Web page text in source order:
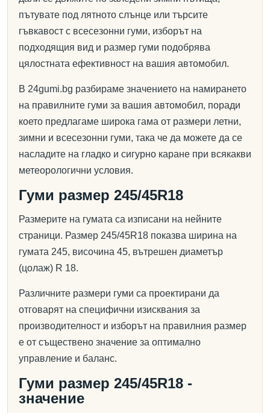
пътувате под лятното слънце или търсите
гъвкавост с всесезонни гуми, изборът на
подходящия вид и размер гуми подобрява
цялостната ефективност на вашия автомобил.
В 24gumi.bg разбираме значението на намирането
на правилните гуми за вашия автомобил, поради
което предлагаме широка гама от размери летни,
зимни и всесезонни гуми, така че да можете да се
насладите на гладко и сигурно каране при всякакви
метеорологични условия.
Гуми размер 245/45R18
Размерите на гумата са изписани на нейните
страници. Размер 245/45R18 показва ширина на
гумата 245, височина 45, вътрешен диаметър
(цолаж) R 18.
Различните размери гуми са проектирани да
отговарят на специфични изисквания за
производителност и изборът на правилния размер
е от съществено значение за оптимално
управление и баланс.
Гуми размер 245/45R18 -
значение